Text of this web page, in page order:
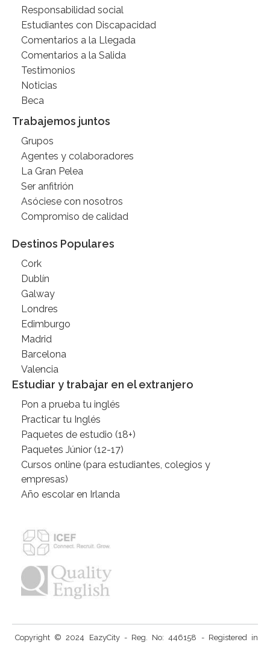
Responsabilidad social
Estudiantes con Discapacidad
Comentarios a la Llegada
Comentarios a la Salida
Testimonios
Noticias
Beca
Trabajemos juntos
Grupos
Agentes y colaboradores
La Gran Pelea
Ser anfitrión
Asóciese con nosotros
Compromiso de calidad
Destinos Populares
Cork
Dublín
Galway
Londres
Edimburgo
Madrid
Barcelona
Valencia
Estudiar y trabajar en el extranjero
Pon a prueba tu inglés
Practicar tu Inglés
Paquetes de estudio (18+)
Paquetes Júnior (12-17)
Cursos online (para estudiantes, colegios y
empresas)
Año escolar en Irlanda
Copyright © 2024 EazyCity - Reg. No: 446158 - Registered in